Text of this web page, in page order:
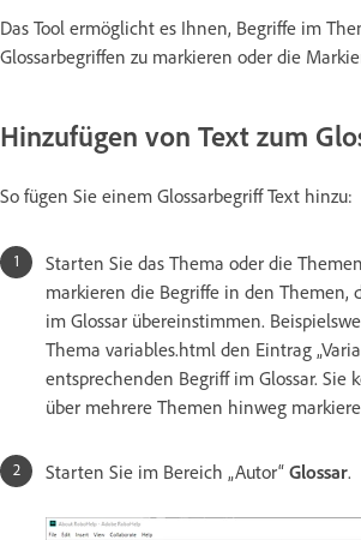
Das Tool ermöglicht es Ihnen, Begriffe im
Glossarbegriffen zu markieren oder die
Hinzufügen von Text zum
So fügen Sie einem Glossarbegriff Text hinzu:
Starten Sie das Thema oder die
markieren die Begriffe in den Themen,
im Glossar übereinstimmen.
Thema variables.html den Eintrag
entsprechenden Begriff im Glossar. Sie
über mehrere Themen hinweg
Starten Sie im Bereich „Autor“ Glossar.